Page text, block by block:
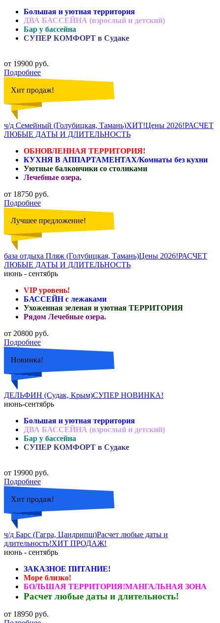
Большая и уютная территория
ДВА БАССЕЙНА (взрослый и детский)
Бар у бассейна
СУПЕР КОМФОРТ в Судаке
от 19900 руб.
Подробнее
Хит продаж!
ч/д Семейный (Голубицкая, Тамань)ХИТ!Цены 2026!РАСЧЕТ
ЛЮБЫЕ ДАТЫ И ДЛИТЕЛЬНОСТЬ
ОБНОВЛЕННАЯ ТЕРРИТОРИЯ!
КУХНЯ В АППАРТАМЕНТАХ/Комнаты без кухни
Уютные балкончики со столиками
Лечебные озера.
от 18750 руб.
Подробнее
Лучшее предложение!
база отдыха Пляж (Голубицкая, Тамань)Цены 2026!РАСЧЕТ
ЛЮБЫЕ ДАТЫ И ДЛИТЕЛЬНОСТЬ
июнь - сентябрь
VIP уровень!
БАССЕЙН с лежаками
Ухоженная зеленая и уютная ТЕРРИТОРИЯ
Рядом Лечебные озера.
от 20800 руб.
Подробнее
Новинка!
ДЕЛЬФИН (Судак, Крым)СУПЕР НОВИНКА!
июнь-сентябрь
Большая и уютная территория
ДВА БАССЕЙНА (взрослый и детский)
Бар у бассейна
СУПЕР КОМФОРТ в Судаке
от 19900 руб.
Подробнее
Хит продаж!
ч/д Барс (Гагра, Цандрипш)Расчет любые даты и
длительность!ХИТ ПРОДАЖ!
июнь - сентябрь
ЗАКАЗНОЕ ПИТАНИЕ!
Море близко!
БОЛЬШАЯ ТЕРРИТОРИЯ!МАНГАЛЬНАЯ ЗОНА
Расчет любые даты и длительность!
от 18950 руб.